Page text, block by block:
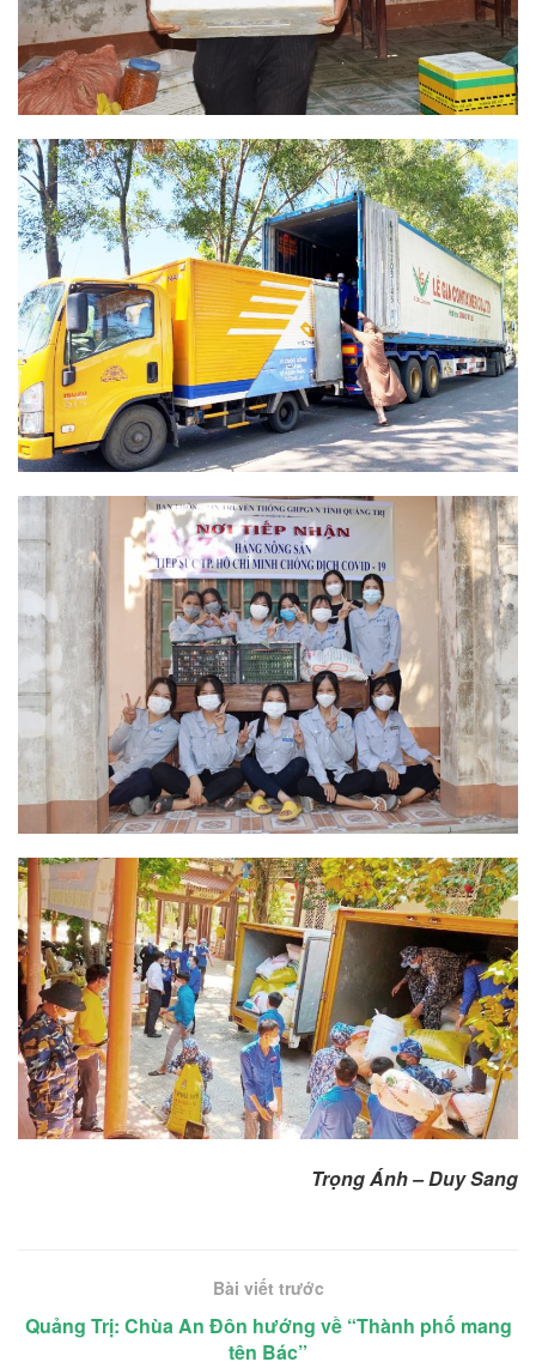
Trọng Ánh – Duy Sang
Bài viết trước
Quảng Trị: Chùa An Đôn hướng về “Thành phố mang
tên Bác”